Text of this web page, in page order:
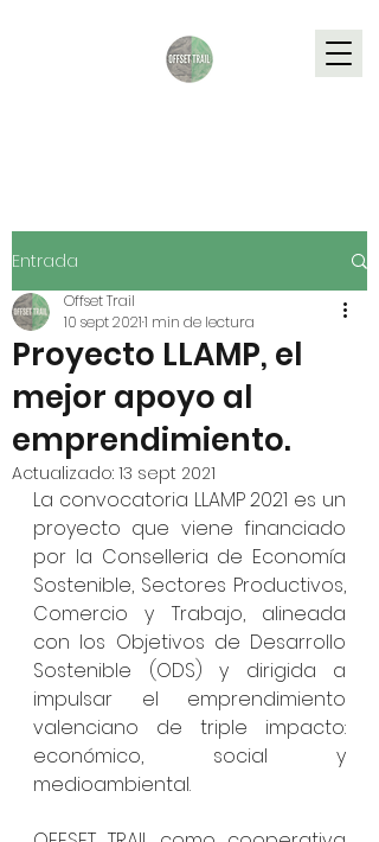
Entrada
Proyecto LLAMP, el
mejor apoyo al
emprendimiento.
Offset Trail
10 sept 20211 min de lectura
Actualizado: 13 sept 2021
La convocatoria LLAMP 2021 es un
proyecto que viene financiado
por la Conselleria de Economía
Sostenible, Sectores Productivos,
Comercio y Trabajo, alineada
con los Objetivos de Desarrollo
Sostenible (ODS) y dirigida a
impulsar el emprendimiento
valenciano de triple impacto:
económico, social y
medioambiental.